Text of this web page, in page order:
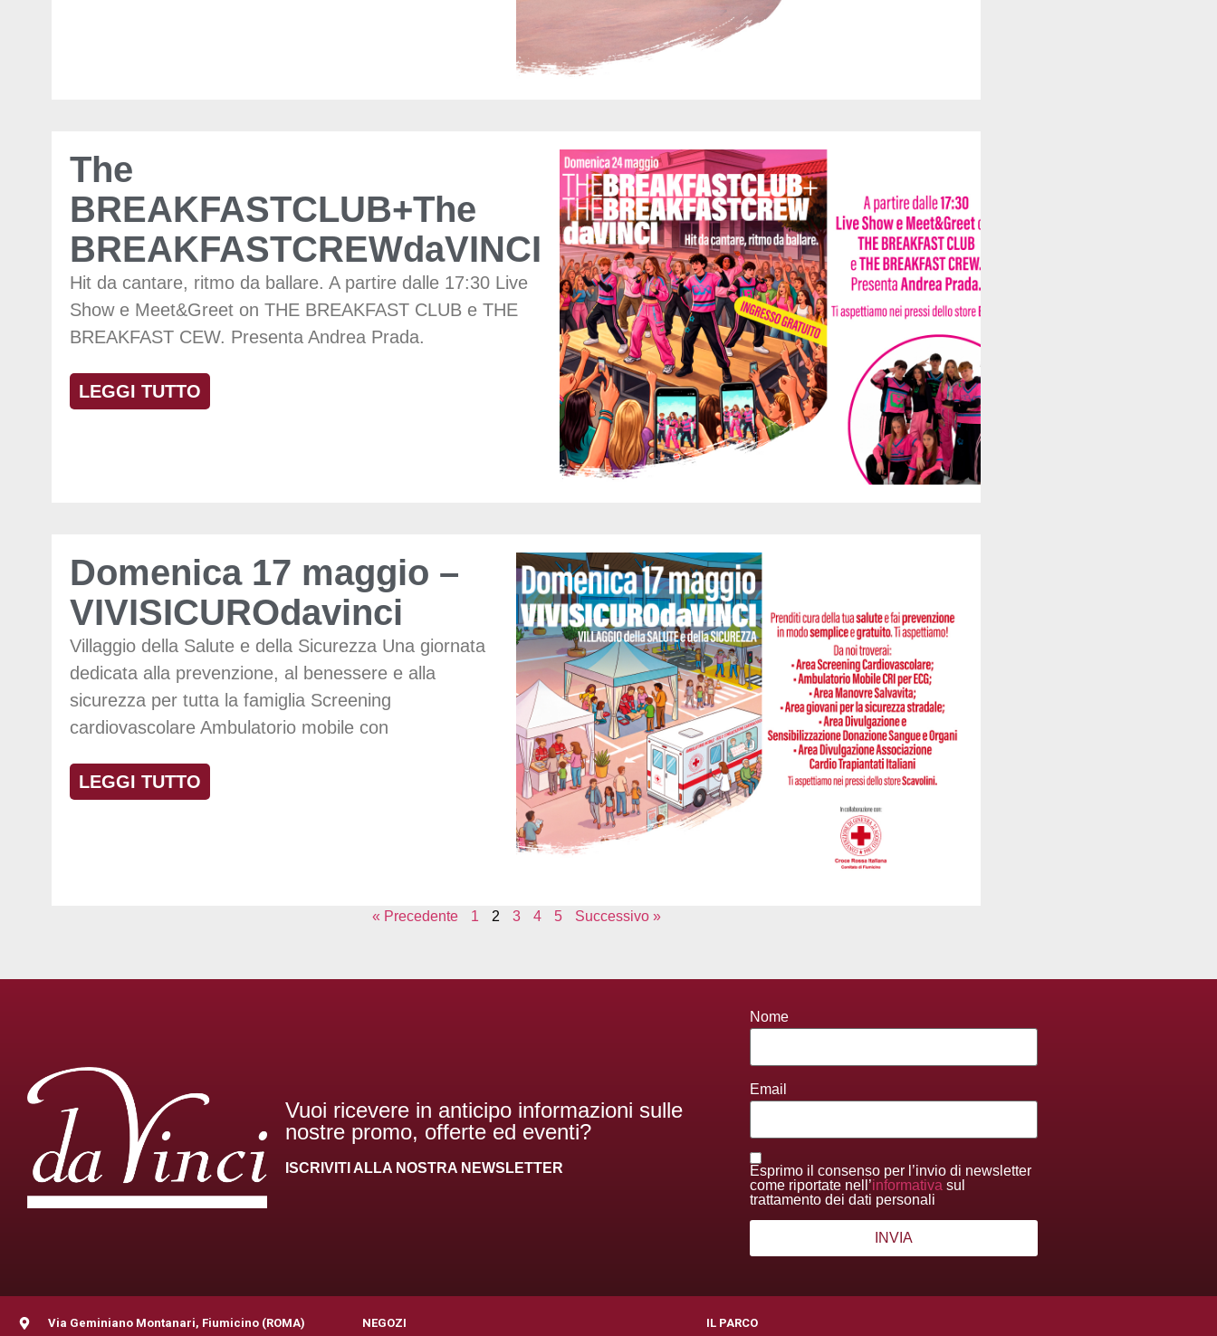
The
BREAKFASTCLUB+The
BREAKFASTCREWdaVINCI
Hit da cantare, ritmo da ballare. A partire dalle 17:30 Live
Show e Meet&Greet on THE BREAKFAST CLUB e THE
BREAKFAST CEW. Presenta Andrea Prada.
LEGGI TUTTO
Domenica 17 maggio –
VIVISICUROdavinci
Villaggio della Salute e della Sicurezza Una giornata
dedicata alla prevenzione, al benessere e alla
sicurezza per tutta la famiglia Screening
cardiovascolare Ambulatorio mobile con
LEGGI TUTTO
« Precedente 1 2 3 4 5 Successivo »
Vuoi ricevere in anticipo informazioni sulle
nostre promo, offerte ed eventi?
ISCRIVITI ALLA NOSTRA NEWSLETTER
Nome
Email
Esprimo il consenso per l’invio di newsletter
come riportate nell’informativa sul
trattamento dei dati personali
Via Geminiano Montanari, Fiumicino (ROMA) NEGOZI IL PARCO